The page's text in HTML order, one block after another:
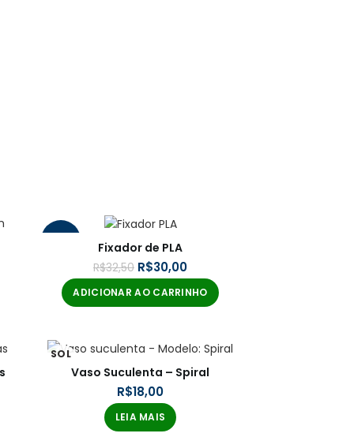
Fixador de PLA
R$32,50 R$30,00
ADICIONAR AO CARRINHO
SOL
Vaso Suculenta – Spiral
R$
LEIA MAIS